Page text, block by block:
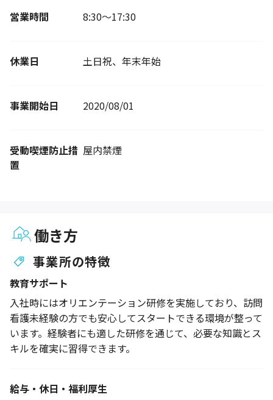
営業時間 8:30〜17:30
休業日 土日祝、年末年始
事業開始日 2020/08/01
受動喫煙防止措
置
屋内禁煙
働き方
事業所の特徴
教育サポート
入社時にはオリエンテーション研修を実施しており、訪問
看護未経験の方でも安心してスタートできる環境が整って
います。経験者にも適した研修を通じて、必要な知識とス
キルを確実に習得できます。
給与・休日・福利厚生